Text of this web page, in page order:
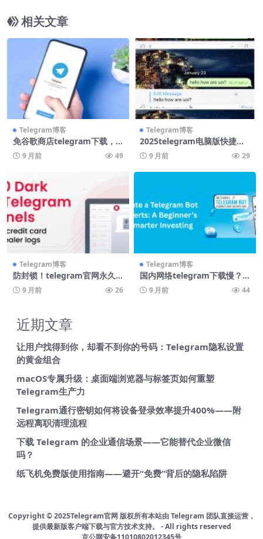
相关文章
Telegram博客
免谷歌商店telegram下载，
官方直链永久有效
9 月前 49
Telegram博客
2025telegram电脑版快捷键
大全，效率翻倍
9 月前 29
Telegram博客
防封锁！telegram官网永久
镜像入口每日更新
9 月前 26
Telegram博客
国内网络telegram下载慢？
镜像加速节点推荐
9 月前 44
近期文章
让用户找得到你，却看不到你的号码：Telegram隐私设置
的黄金组合
macOS专属升级：桌面端浏览器与标签页如何重塑
Telegram生产力
Telegram通行密钥如何将设备登录效率提升400%——附
远程离职清理流程
下载 Telegram 的企业通信场景——它能替代企业微信
吗？
纸飞机免费版使用指南——避开“免费”背后的隐私陷阱
Copyright © 2025Telegram官网 版权所有本站由 Telegram 团队直接运营，
提供最新版客户端下载与官方技术支持。 -All rights reserved
京公网安备11010802012345号